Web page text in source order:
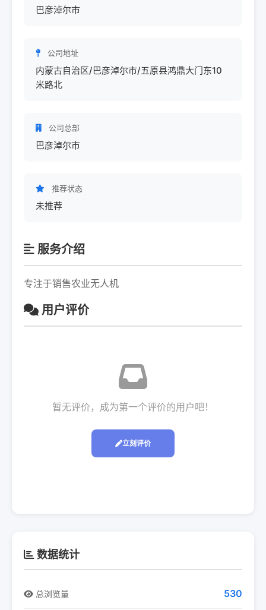
巴彦淖尔市
公司地址
内蒙古自治区/巴彦淖尔市/五原县鸿鼎大门东10
米路北
公司总部
巴彦淖尔市
推荐状态
未推荐
服务介绍
专注于销售农业无人机
用户评价
暂无评价，成为第一个评价的用户吧！
立刻评价
数据统计
总浏览量 530